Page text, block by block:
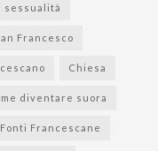
Francesco
Chiesa
diventare suora
Fonti Francescane